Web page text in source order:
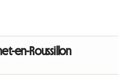
en-Roussillon